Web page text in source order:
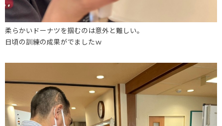
柔らかいドーナツを掴むのは意外と難しい。
日頃の訓練の成果がでましたｗ